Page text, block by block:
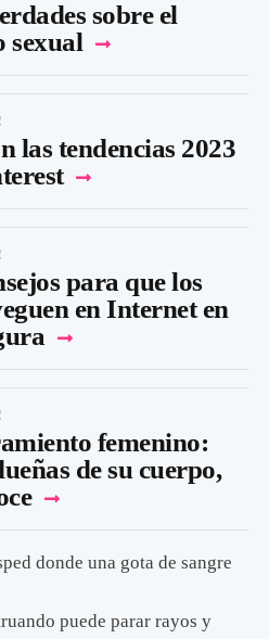
sobre el
sexual
las tendencias 2023
para que los
en Internet en
femenino:
de su cuerpo,
donde una gota de sangre
puede parar rayos y